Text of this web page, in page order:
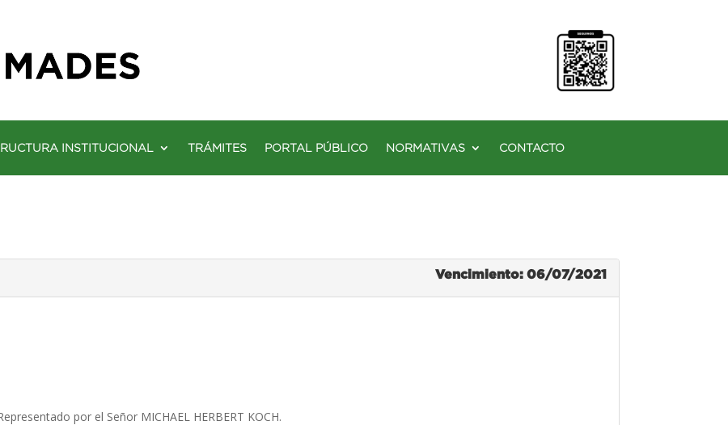
INSTITUCIONAL TRÁMITES PORTAL PÚBLICO NORMATIVAS CONTACTO
Vencimiento: 06/07/2021
por el Señor MICHAEL HERBERT KOCH.